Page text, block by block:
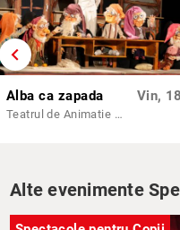
chevron_left
Alba ca zapada
Teatrul de Animatie Țăndărică - Sala Lahovari
Vin,
Alte evenimente